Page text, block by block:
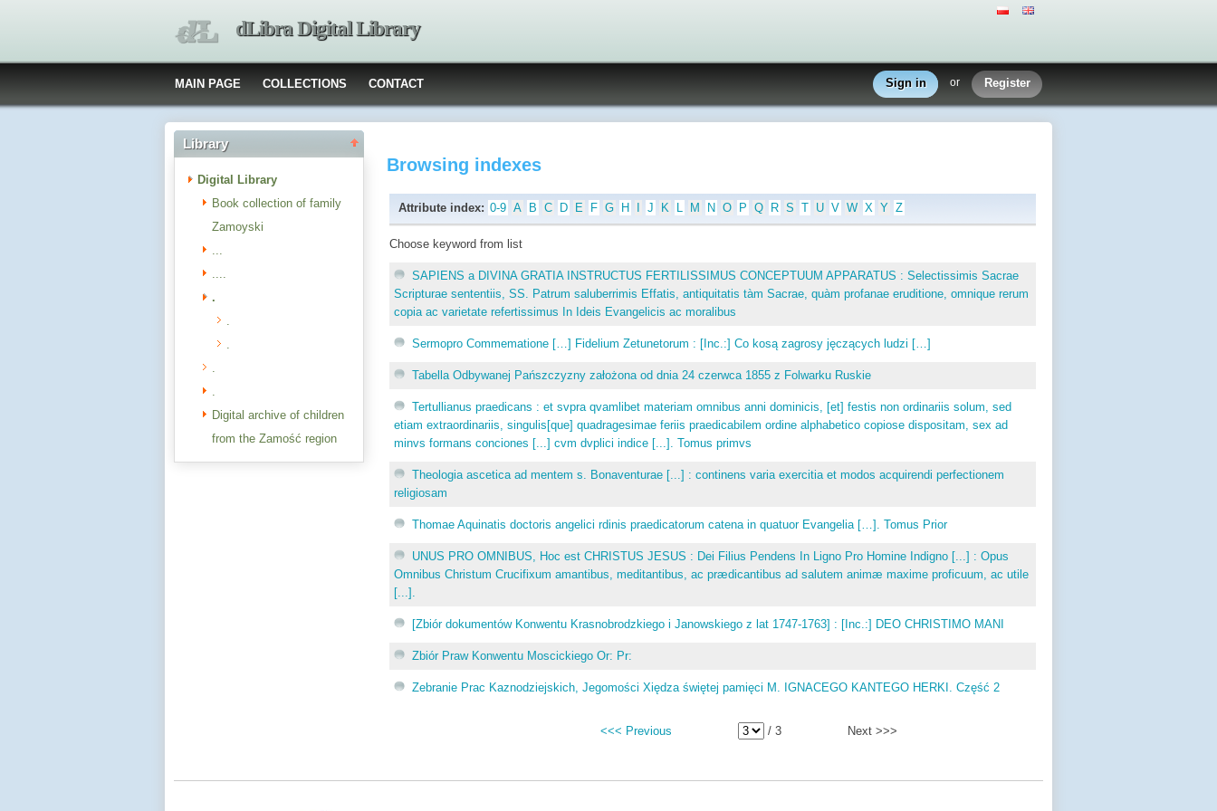
dLibra Digital Library
MAIN PAGE COLLECTIONS CONTACT Sign in or Register
Library
Digital Library
Book collection of family
Zamoyski
...
....
.
.
.
.
.
Digital archive of children
from the Zamość region
Browsing indexes
Attribute index: 0-9 A B C D E F G H J K L M N O P Q R S T U V W X Y Z
Choose keyword from list
SAPIENS a DIVINA GRATIA INSTRUCTUS FERTILISSIMUS CONCEPTUUM APPARATUS : Selectissimis Sacrae
Scripturae sententiis, SS. Patrum saluberrimis Effatis, antiquitatis tàm Sacrae, quàm profanae eruditione, omnique rerum
copia ac varietate refertissimus In Ideis Evangelicis ac moralibus
Sermopro Commematione […] Fidelium Zetunetorum : [Inc.:] Co kosą zagrosy jęczących ludzi […]
Tabella Odbywanej Pańszczyzny założona od dnia 24 czerwca 1855 z Folwarku Ruskie
Tertullianus praedicans : et svpra qvamlibet materiam omnibus anni dominicis, [et] festis non ordinariis solum, sed
etiam extraordinariis, singulis[que] quadragesimae feriis praedicabilem ordine alphabetico copiose dispositam, sex ad
minvs formans conciones [...] cvm dvplici indice [...]. Tomus primvs
Theologia ascetica ad mentem s. Bonaventurae [...] : continens varia exercitia et modos acquirendi perfectionem
religiosam
Thomae Aquinatis doctoris angelici rdinis praedicatorum catena in quatuor Evangelia […]. Tomus Prior
UNUS PRO OMNIBUS, Hoc est CHRISTUS JESUS : Dei Filius Pendens In Ligno Pro Homine Indigno [...] : Opus
Omnibus Christum Crucifixum amantibus, meditantibus, ac prædicantibus ad salutem animæ maxime proficuum, ac utile
[...].
[Zbiór dokumentów Konwentu Krasnobrodzkiego i Janowskiego z lat 1747-1763] : [Inc.:] DEO CHRISTIMO MANI
Zbiór Praw Konwentu Moscickiego Or: Pr:
Zebranie Prac Kaznodziejskich, Jegomości Xiędza świętej pamięci M. IGNACEGO KANTEGO HERKI. Część 2
<<< Previous / 3 Next >>>